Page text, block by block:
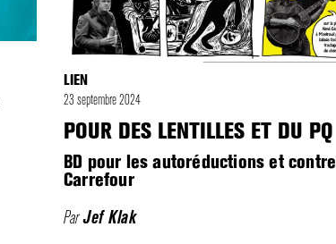
LIEN
23 septembre 2024
POUR DES LENTILLES ET DU PQ
BD pour les autoréductions et contre
Carrefour
ParJef Klak